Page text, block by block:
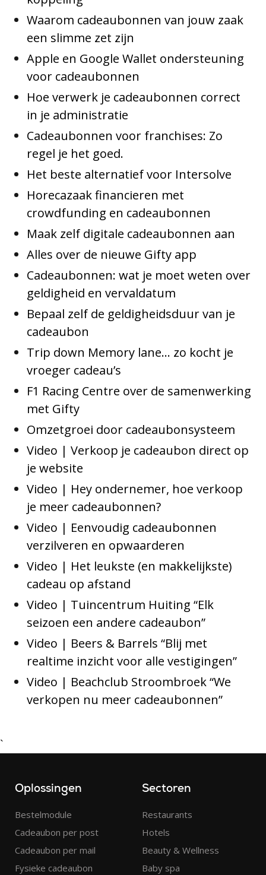
Waarom cadeaubonnen van jouw zaak
een slimme zet zijn
Apple en Google Wallet ondersteuning
voor cadeaubonnen
Hoe verwerk je cadeaubonnen correct
in je administratie
Cadeaubonnen voor franchises: Zo
regel je het goed.
Het beste alternatief voor Intersolve
Horecazaak financieren met
crowdfunding en cadeaubonnen
Maak zelf digitale cadeaubonnen aan
Alles over de nieuwe Gifty app
Cadeaubonnen: wat je moet weten over
geldigheid en vervaldatum
Bepaal zelf de geldigheidsduur van je
cadeaubon
Trip down Memory lane… zo kocht je
vroeger cadeau’s
F1 Racing Centre over de samenwerking
met Gifty
Omzetgroei door cadeaubonsysteem
Video | Verkoop je cadeaubon direct op
je website
Video | Hey ondernemer, hoe verkoop
je meer cadeaubonnen?
Video | Eenvoudig cadeaubonnen
verzilveren en opwaarderen
Video | Het leukste (en makkelijkste)
cadeau op afstand
Video | Tuincentrum Huiting “Elk
seizoen een andere cadeaubon”
Video | Beers & Barrels “Blij met
realtime inzicht voor alle vestigingen”
Video | Beachclub Stroombroek “We
verkopen nu meer cadeaubonnen”
`
Oplossingen
Bestelmodule
Cadeaubon per post
Cadeaubon per mail
Fysieke cadeaubon
Sectoren
Restaurants
Hotels
Beauty & Wellness
Baby spa